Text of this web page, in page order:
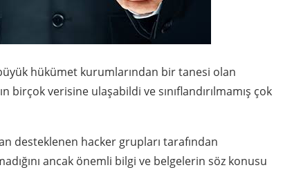
hükümet kurumlarından bir tanesi olan
birçok verisine ulaşabildi ve sınıflandırılmamış çok
desteklenen hacker grupları tarafından
ancak önemli bilgi ve belgelerin söz konusu